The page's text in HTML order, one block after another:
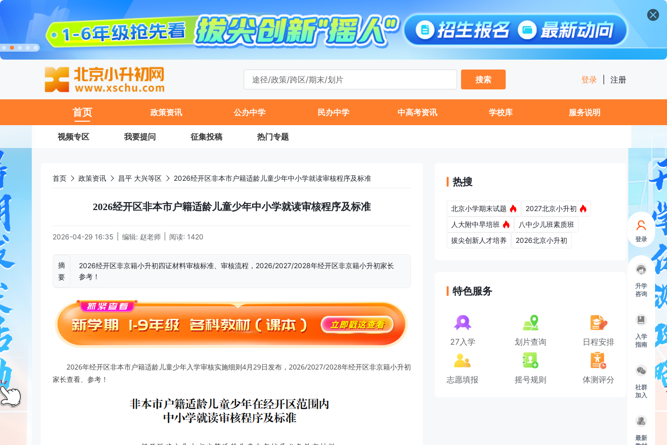
登录
升学
咨询
入学
指南
社群
加入
最新
搜索
登录 注册
首页 政策资讯 公办中学 民办中学 中高考资讯 学校库 服务说明
视频专区 我要提问 征集投稿 热门专题
首页 政策资讯 昌平 大兴等区 2026经开区非本市户籍适龄儿童少年中小学就读审核程序及标准
2026经开区非本市户籍适龄儿童少年中小学就读审核程序及标准
2026-04-29 16:35 编辑: 赵老师 阅读: 1420
摘
要
2026经开区非京籍小升初四证材料审核标准、审核流程，2026/2027/2028年经开区非京籍小升初家长
参考！
2026年经开区非本市户籍适龄儿童少年入学审核实施细则4月29日发布，2026/2027/2028年经开区非京籍小升初
家长查看、参考！
热搜
北京小学期末试题
2027北京小升初
人大附中早培班
八中少儿班素质班
拔尖创新人才培养
2026北京小升初
特色服务
27入学 划片查询 日程安排
志愿填报 摇号规则 体测评分